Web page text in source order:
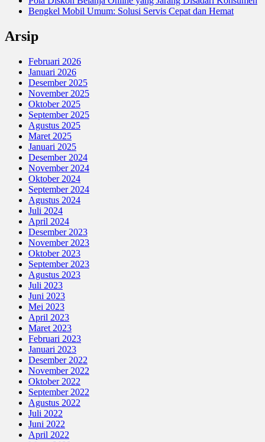
Bengkel Mobil Umum: Solusi Servis Cepat dan Hemat
Arsip
Februari 2026
Januari 2026
Desember 2025
November 2025
Oktober 2025
September 2025
Agustus 2025
Maret 2025
Januari 2025
Desember 2024
November 2024
Oktober 2024
September 2024
Agustus 2024
Juli 2024
April 2024
Desember 2023
November 2023
Oktober 2023
September 2023
Agustus 2023
Juli 2023
Juni 2023
Mei 2023
April 2023
Maret 2023
Februari 2023
Januari 2023
Desember 2022
November 2022
Oktober 2022
September 2022
Agustus 2022
Juli 2022
Juni 2022
April 2022